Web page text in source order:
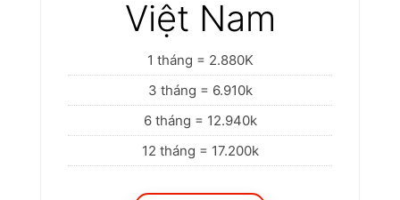
Việt Nam
1 tháng = 2.880K
3 tháng = 6.910k
6 tháng = 12.940k
12 tháng = 17.200k